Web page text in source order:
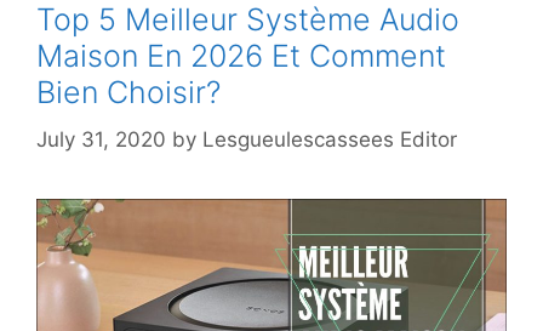
Top 5 Meilleur Système Audio
Maison En 2026 Et Comment
Bien Choisir?
July 31, 2020 by Lesgueulescassees Editor